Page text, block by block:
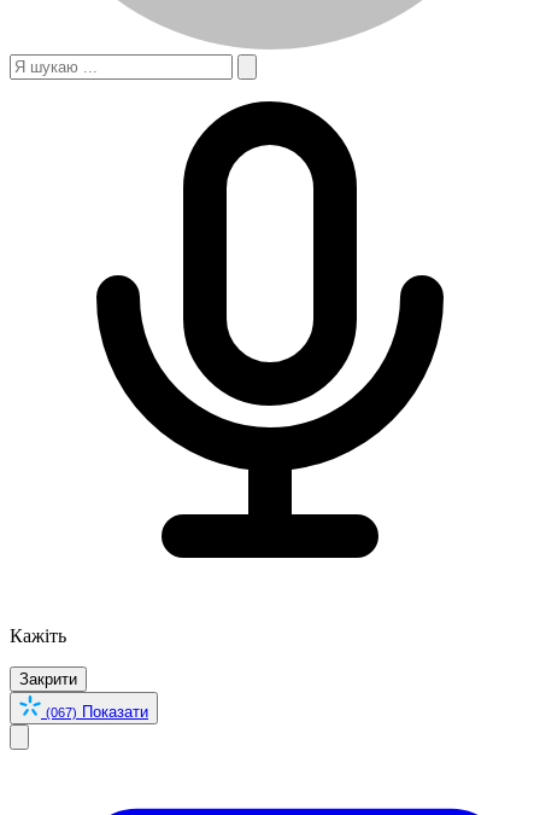
Кажіть
Закрити
(067) Показати